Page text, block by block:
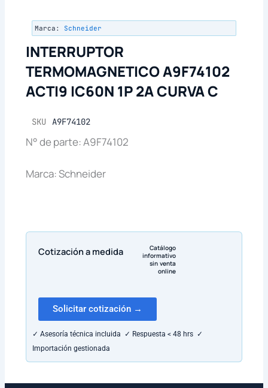
Marca: Schneider
INTERRUPTOR
TERMOMAGNETICO A9F74102
ACTI9 IC60N 1P 2A CURVA C
SKU A9F74102
N° de parte: A9F74102
Marca: Schneider
Cotización a medida
Catálogo
informativo
sin venta
online
Solicitar cotización →
✓ Asesoría técnica incluida ✓ Respuesta < 48 hrs ✓
Importación gestionada